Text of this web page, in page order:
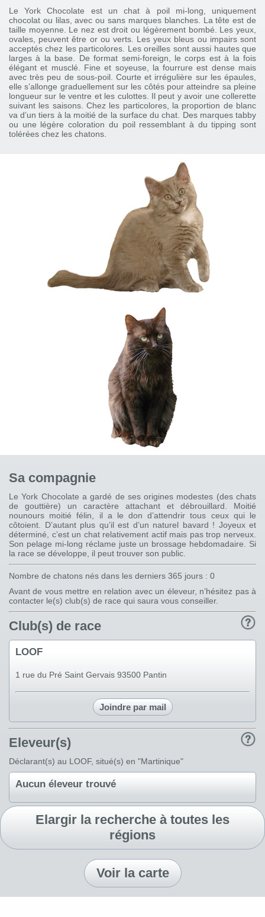
Le York Chocolate est un chat à poil mi-long, uniquement
chocolat ou lilas, avec ou sans marques blanches. La tête est de
taille moyenne. Le nez est droit ou légèrement bombé. Les yeux,
ovales, peuvent être or ou verts. Les yeux bleus ou impairs sont
acceptés chez les particolores. Les oreilles sont aussi hautes que
larges à la base. De format semi-foreign, le corps est à la fois
élégant et musclé. Fine et soyeuse, la fourrure est dense mais
avec très peu de sous-poil. Courte et irrégulière sur les épaules,
elle s’allonge graduellement sur les côtés pour atteindre sa pleine
longueur sur le ventre et les culottes. Il peut y avoir une collerette
suivant les saisons. Chez les particolores, la proportion de blanc
va d’un tiers à la moitié de la surface du chat. Des marques tabby
ou une légère coloration du poil ressemblant à du tipping sont
tolérées chez les chatons.
Sa compagnie
Le York Chocolate a gardé de ses origines modestes (des chats
de gouttière) un caractère attachant et débrouillard. Moitié
nounours moitié félin, il a le don d’attendrir tous ceux qui le
côtoient. D’autant plus qu’il est d’un naturel bavard ! Joyeux et
déterminé, c’est un chat relativement actif mais pas trop nerveux.
Son pelage mi-long réclame juste un brossage hebdomadaire. Si
la race se développe, il peut trouver son public.
Nombre de chatons nés dans les derniers 365 jours : 0
Avant de vous mettre en relation avec un éleveur, n’hésitez pas à
contacter le(s) club(s) de race qui saura vous conseiller.
Club(s) de race
LOOF
1 rue du Pré Saint Gervais 93500 Pantin
Joindre par mail
Eleveur(s)
Déclarant(s) au LOOF, situé(s) en "Martinique"
Aucun éleveur trouvé
Elargir la recherche à toutes les
régions
Voir la carte